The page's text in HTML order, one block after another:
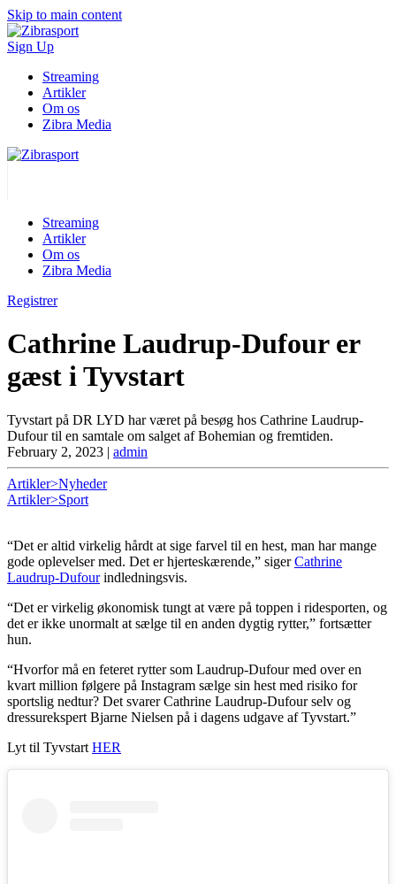
Skip to main content
Sign Up
Streaming
Artikler
Om os
Zibra Media
Streaming
Artikler
Om os
Zibra Media
Registrer
Cathrine Laudrup-Dufour er
gæst i Tyvstart
Tyvstart på DR LYD har været på besøg hos Cathrine Laudrup-
Dufour til en samtale om salget af Bohemian og fremtiden.
February 2, 2023 | admin
Artikler>Nyheder
Artikler>Sport
“Det er altid virkelig hårdt at sige farvel til en hest, man har mange
gode oplevelser med. Det er hjerteskærende,” sigerCathrine
Laudrup-Dufourindledningsvis.
“Det er virkelig økonomisk tungt at være på toppen i ridesporten, og
det er ikke unormalt at sælge til en anden dygtig rytter,” fortsætter
hun.
“Hvorfor må en feteret rytter som Laudrup-Dufour med over en
kvart million følgere på Instagram sælge sin hest med risiko for
sportslig nedtur? Det svarer Cathrine Laudrup-Dufour selv og
dressurekspert Bjarne Nielsen på i dagens udgave af Tyvstart.”
Lyt til Tyvstart HER